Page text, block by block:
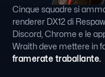
Cinque squadre si
renderer DX12 di
Discord, Chrome e le
Wraith deve mettere in
framerate traballante.